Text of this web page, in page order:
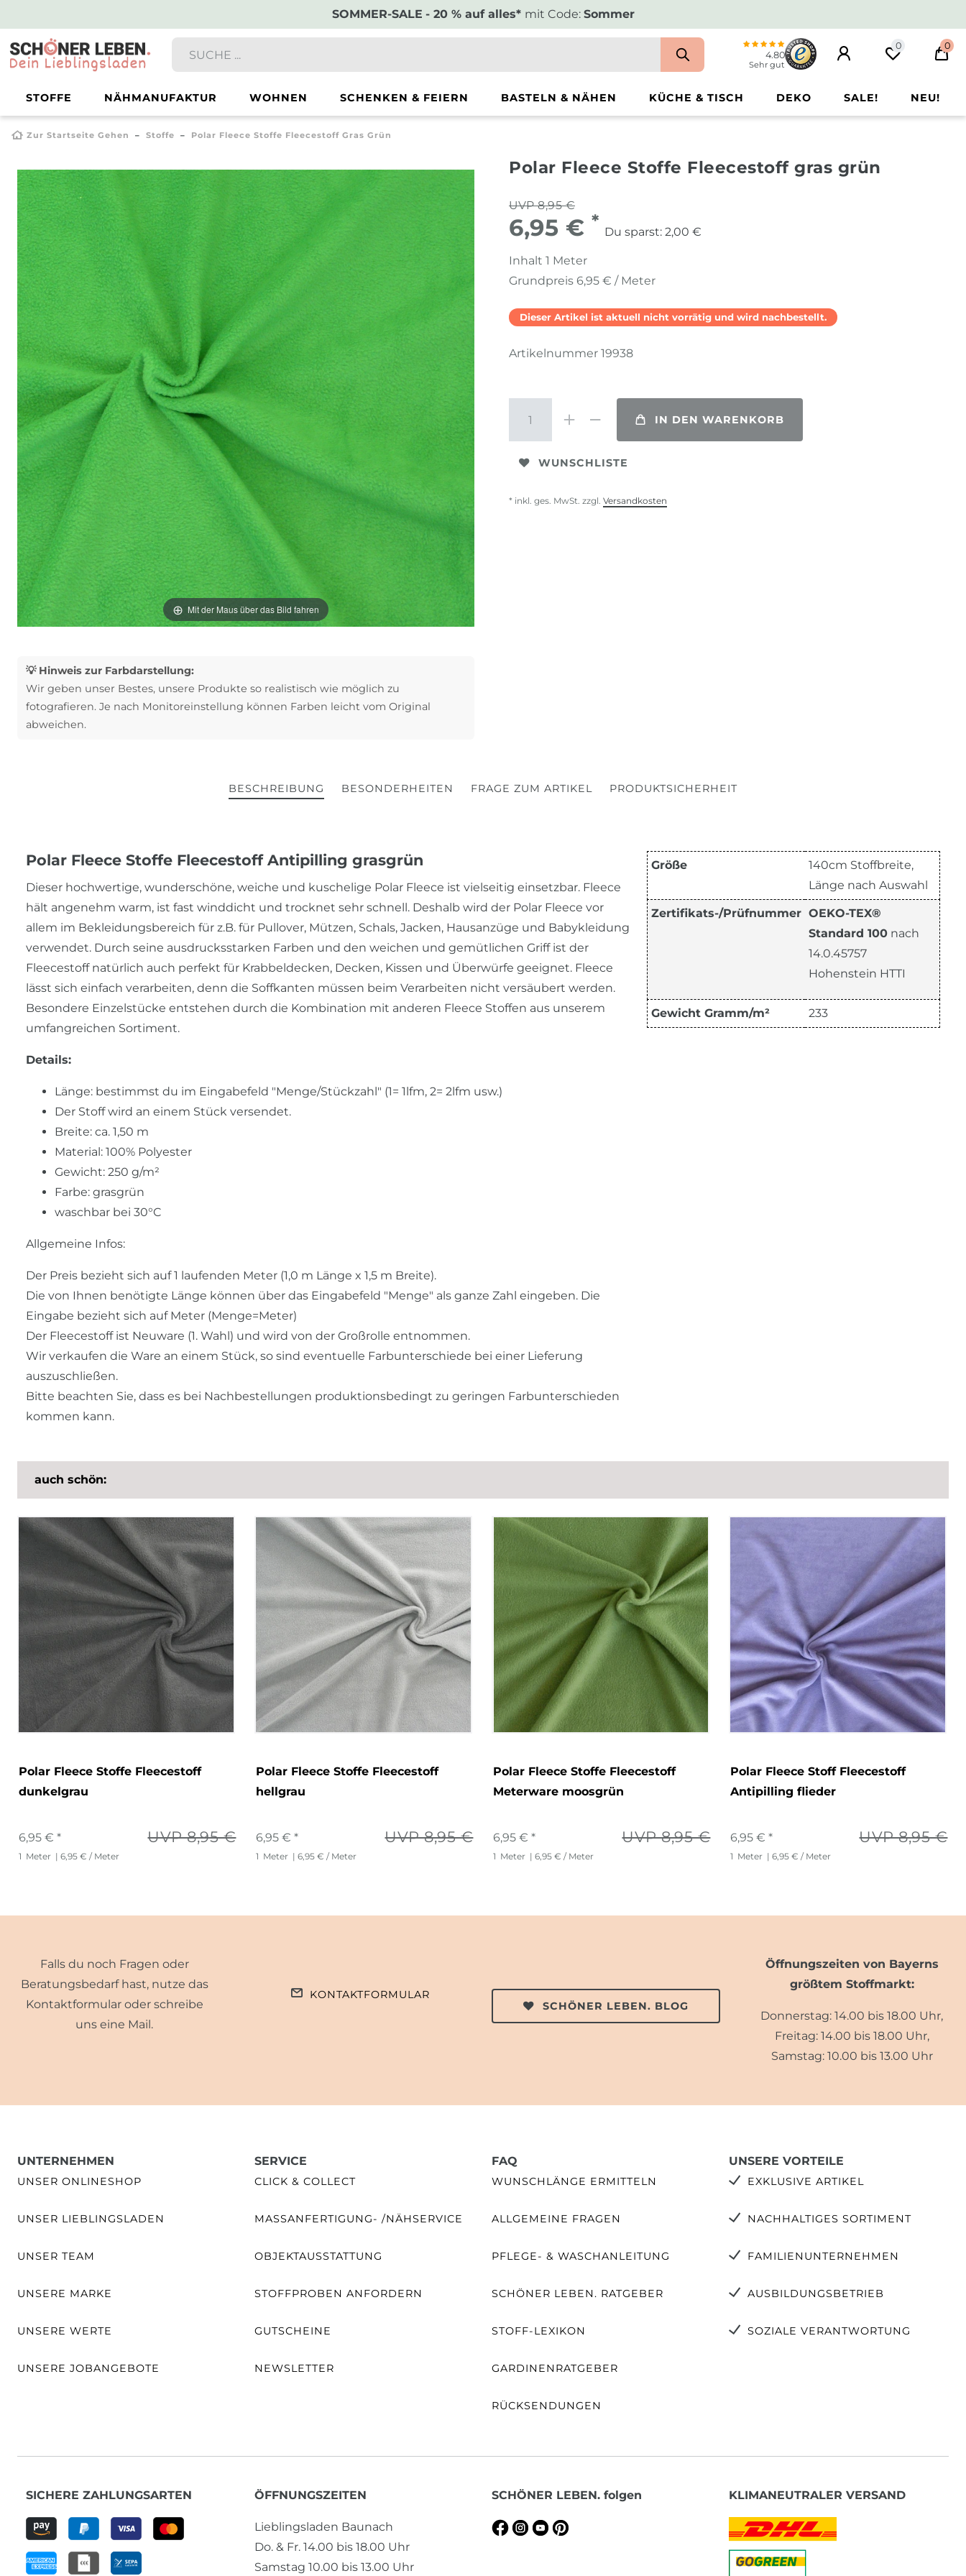
SOMMER-SALE - 20 % auf alles* mit Code: Sommer
4.80
Sehr gut
0 0
STOFFE NÄHMANUFAKTUR WOHNEN SCHENKEN & FEIERN BASTELN & NÄHEN KÜCHE & TISCH DEKO SALE! NEU!
Zur Startseite Gehen Stoffe Polar Fleece Stoffe Fleecestoff Gras Grün
Mit der Maus über das Bild fahren
💡 Hinweis zur Farbdarstellung:
Wir geben unser Bestes, unsere Produkte so realistisch wie möglich zu
fotografieren. Je nach Monitoreinstellung können Farben leicht vom Original
abweichen.
Polar Fleece Stoffe Fleecestoff gras grün
UVP 8,95 €
6,95 € *
Du sparst: 2,00 €
Inhalt 1 Meter
Grundpreis 6,95 € / Meter
Dieser Artikel ist aktuell nicht vorrätig und wird nachbestellt.
Artikelnummer 19938
IN DEN WARENKORB
WUNSCHLISTE
* inkl. ges. MwSt. zzgl. Versandkosten
BESCHREIBUNG BESONDERHEITEN FRAGE ZUM ARTIKEL PRODUKTSICHERHEIT
Polar Fleece Stoffe Fleecestoff Antipilling grasgrün
Dieser hochwertige, wunderschöne, weiche und kuschelige Polar Fleece ist vielseitig einsetzbar. Fleece
hält angenehm warm, ist fast winddicht und trocknet sehr schnell. Deshalb wird der Polar Fleece vor
allem im Bekleidungsbereich für z.B. für Pullover, Mützen, Schals, Jacken, Hausanzüge und Babykleidung
verwendet. Durch seine ausdrucksstarken Farben und den weichen und gemütlichen Griff ist der
Fleecestoff natürlich auch perfekt für Krabbeldecken, Decken, Kissen und Überwürfe geeignet. Fleece
lässt sich einfach verarbeiten, denn die Soffkanten müssen beim Verarbeiten nicht versäubert werden.
Besondere Einzelstücke entstehen durch die Kombination mit anderen Fleece Stoffen aus unserem
umfangreichen Sortiment.
Details:
Länge: bestimmst du im Eingabefeld "Menge/Stückzahl" (1= 1lfm, 2= 2lfm usw.)
Der Stoff wird an einem Stück versendet.
Breite: ca. 1,50 m
Material: 100% Polyester
Gewicht: 250 g/m²
Farbe: grasgrün
waschbar bei 30°C
Allgemeine Infos:
Der Preis bezieht sich auf 1 laufenden Meter (1,0 m Länge x 1,5 m Breite).
Die von Ihnen benötigte Länge können über das Eingabefeld "Menge" als ganze Zahl eingeben. Die
Eingabe bezieht sich auf Meter (Menge=Meter)
Der Fleecestoff ist Neuware (1. Wahl) und wird von der Großrolle entnommen.
Wir verkaufen die Ware an einem Stück, so sind eventuelle Farbunterschiede bei einer Lieferung
auszuschließen.
Bitte beachten Sie, dass es bei Nachbestellungen produktionsbedingt zu geringen Farbunterschieden
kommen kann.
Größe
140cm Stoffbreite,
Länge nach Auswahl
Zertifikats-/Prüfnummer OEKO-TEX®
Standard 100 nach
14.0.45757
Hohenstein HTTI
Gewicht Gramm/m² 233
auch schön:
Polar Fleece Stoffe Fleecestoff
dunkelgrau
UVP 8,95 €
6,95 € *
1 Meter | 6,95 € / Meter
Polar Fleece Stoffe Fleecestoff
hellgrau
UVP 8,95 €
6,95 € *
1 Meter | 6,95 € / Meter
Polar Fleece Stoffe Fleecestoff
Meterware moosgrün
UVP 8,95 €
6,95 € *
1 Meter | 6,95 € / Meter
Polar Fleece Stoff Fleecestoff
Antipilling flieder
UVP 8,95 €
6,95 € *
1 Meter | 6,95 € / Meter
Falls du noch Fragen oder
Beratungsbedarf hast, nutze das
Kontaktformular oder schreibe
uns eine Mail.
KONTAKTFORMULAR
SCHÖNER LEBEN. BLOG
Öffnungszeiten von Bayerns
größtem Stoffmarkt:
Donnerstag: 14.00 bis 18.00 Uhr,
Freitag: 14.00 bis 18.00 Uhr,
Samstag: 10.00 bis 13.00 Uhr
UNTERNEHMEN
UNSER ONLINESHOP
UNSER LIEBLINGSLADEN
UNSER TEAM
UNSERE MARKE
UNSERE WERTE
UNSERE JOBANGEBOTE
SERVICE
CLICK & COLLECT
MASSANFERTIGUNG- /NÄHSERVICE
OBJEKTAUSSTATTUNG
STOFFPROBEN ANFORDERN
GUTSCHEINE
NEWSLETTER
FAQ
WUNSCHLÄNGE ERMITTELN
ALLGEMEINE FRAGEN
PFLEGE- & WASCHANLEITUNG
SCHÖNER LEBEN. RATGEBER
STOFF-LEXIKON
GARDINENRATGEBER
RÜCKSENDUNGEN
UNSERE VORTEILE
EXKLUSIVE ARTIKEL
NACHHALTIGES SORTIMENT
FAMILIENUNTERNEHMEN
AUSBILDUNGSBETRIEB
SOZIALE VERANTWORTUNG
SICHERE ZAHLUNGSARTEN ÖFFNUNGSZEITEN
Lieblingsladen Baunach
Do. & Fr. 14.00 bis 18.00 Uhr
Samstag 10.00 bis 13.00 Uhr
SCHÖNER LEBEN. folgen KLIMANEUTRALER VERSAND